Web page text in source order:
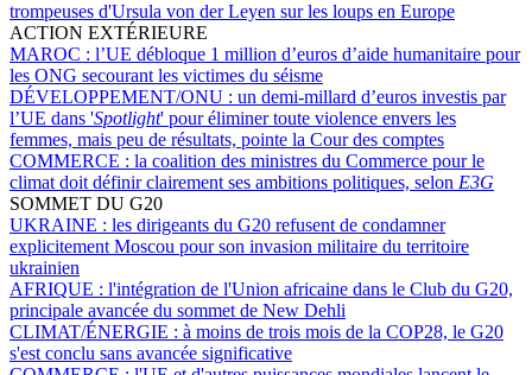
trompeuses d'Ursula von der Leyen sur les loups en Europe
ACTION EXTÉRIEURE
MAROC : l’UE débloque 1 million d’euros d’aide humanitaire pour
les ONG secourant les victimes du séisme
DÉVELOPPEMENT/ONU : un demi-millard d’euros investis par
l’UE dans 'Spotlight' pour éliminer toute violence envers les
femmes, mais peu de résultats, pointe la Cour des comptes
COMMERCE : la coalition des ministres du Commerce pour le
climat doit définir clairement ses ambitions politiques, selon E3G
SOMMET DU G20
UKRAINE : les dirigeants du G20 refusent de condamner
explicitement Moscou pour son invasion militaire du territoire
ukrainien
AFRIQUE : l'intégration de l'Union africaine dans le Club du G20,
principale avancée du sommet de New Dehli
CLIMAT/ÉNERGIE : à moins de trois mois de la COP28, le G20
s'est conclu sans avancée significative